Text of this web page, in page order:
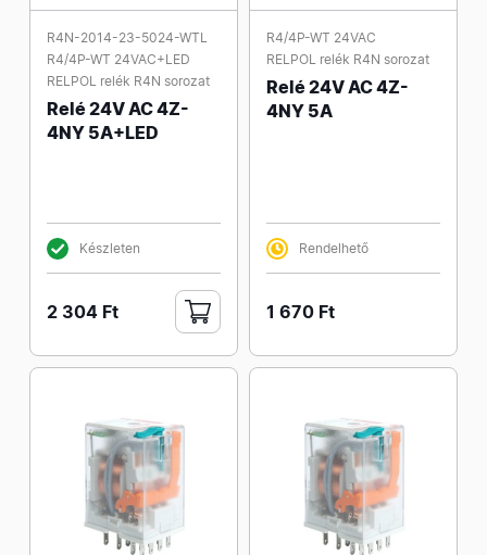
R4N-2014-23-5024-WTL
R4/4P-WT 24VAC+LED
RELPOL relék R4N sorozat
Relé 24V AC 4Z-
4NY 5A+LED
Készleten
2 304 Ft
R4/4P-WT 24VAC
RELPOL relék R4N sorozat
Relé 24V AC 4Z-
4NY 5A
Rendelhető
1 670 Ft